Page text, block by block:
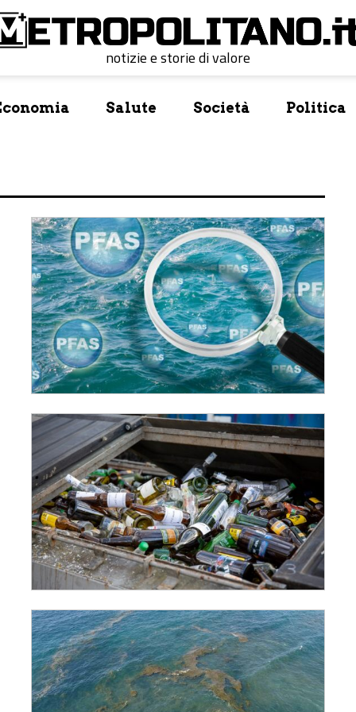
notizie e storie di valore
Salute Società Politica